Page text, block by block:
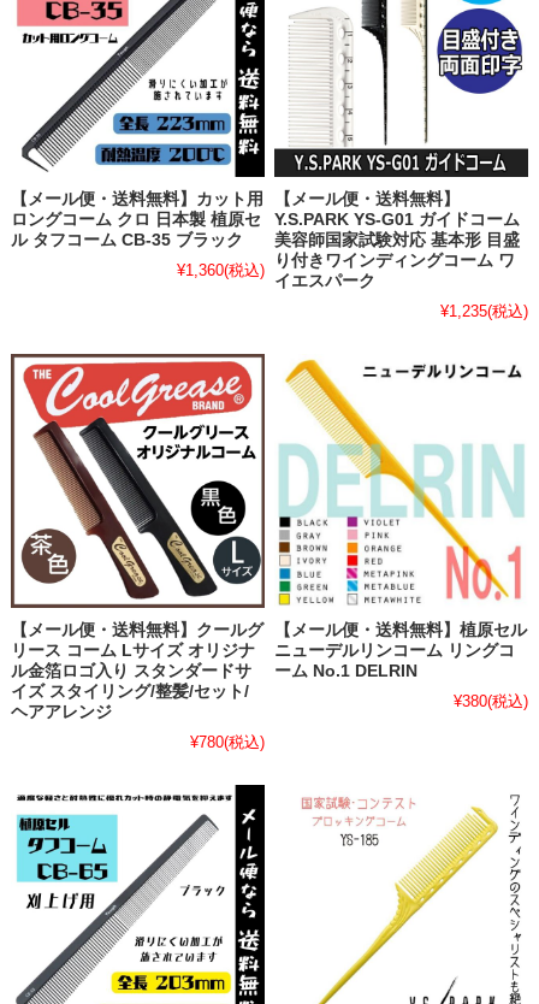
【メール便・送料無料】カット用
ロングコーム クロ 日本製 植原セ
ル タフコーム CB-35 ブラック
¥1,360(税込)
【メール便・送料無料】
Y.S.PARK YS-G01 ガイドコーム
美容師国家試験対応 基本形 目盛
り付きワインディングコーム ワ
イエスパーク
¥1,235(税込)
【メール便・送料無料】クールグ
リース コーム Lサイズ オリジナ
ル金箔ロゴ入り スタンダードサ
イズ スタイリング/整髪/セット/
ヘアアレンジ
¥780(税込)
【メール便・送料無料】植原セル
ニューデルリンコーム リングコ
ーム No.1 DELRIN
¥380(税込)